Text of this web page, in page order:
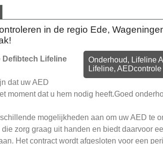
in de regio Ede,
Onderhoud, Lifeline
Lifeline, AEDcontrole
Lifeline
dat uw AED
moment dat u hem nodig heeft.Goed
mogelijkheden aan om uw AED te
zorg graag uit handen en biedt daarvoor
Het contract wordt afgesloten voor een